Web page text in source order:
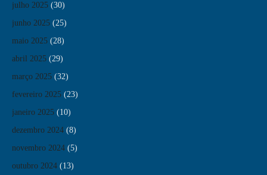
julho 2025 (30)
junho 2025 (25)
maio 2025 (28)
abril 2025 (29)
março 2025 (32)
fevereiro 2025 (23)
janeiro 2025 (10)
dezembro 2024 (8)
novembro 2024 (5)
outubro 2024 (13)